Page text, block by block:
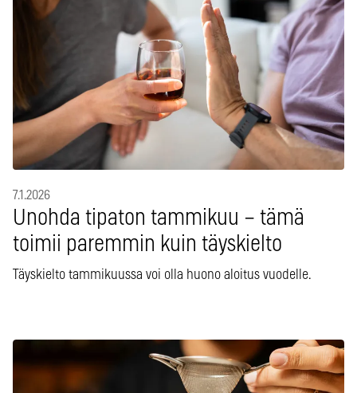
7.1.2026
Unohda tipaton tammikuu – tämä
toimii paremmin kuin täyskielto
Täyskielto tammikuussa voi olla huono aloitus vuodelle.